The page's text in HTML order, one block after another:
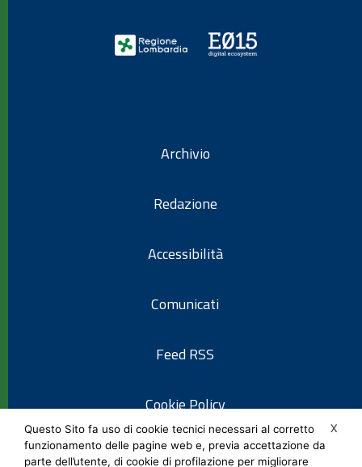
Archivio
Redazione
Accessibilità
Comunicati
Feed RSS
Cookie Policy
Informativa privacy
X
Questo Sito fa uso di cookie tecnici necessari al corretto
funzionamento delle pagine web e, previa accettazione da
parte dell’utente, di cookie di profilazione per migliorare